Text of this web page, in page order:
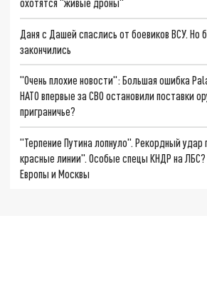
Даня с Дашей спаслись от боевиков ВСУ.
закончились
"Очень плохие новости": Большая ошибка
НАТО впервые за СВО остановили поставки
приграничье?
"Терпение Путина лопнуло". Рекордный удар
красные линии". Особые спецы КНДР на
Европы и Москвы